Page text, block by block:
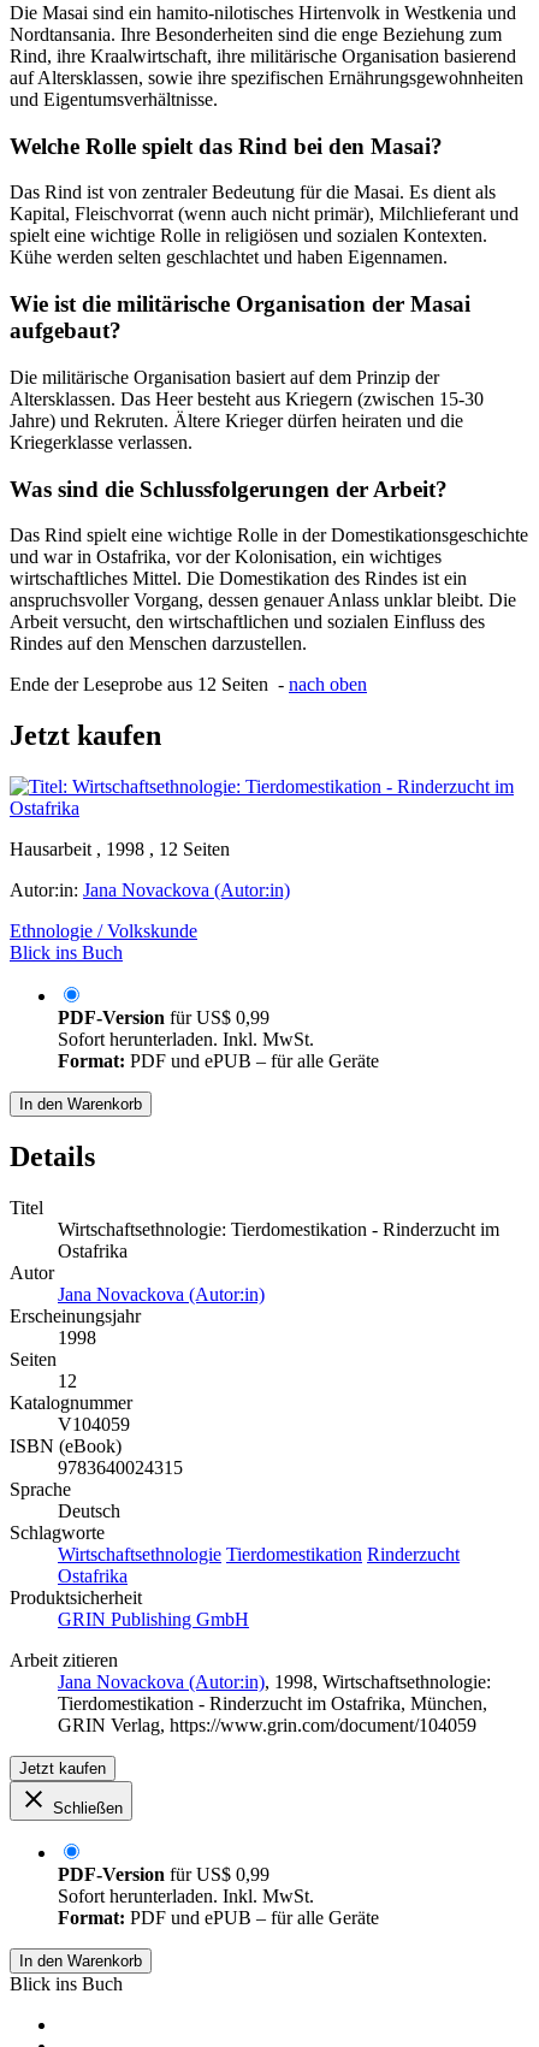
Die Masai sind ein hamito-nilotisches Hirtenvolk in Westkenia und
Nordtansania. Ihre Besonderheiten sind die enge Beziehung zum
Rind, ihre Kraalwirtschaft, ihre militärische Organisation basierend
auf Altersklassen, sowie ihre spezifischen Ernährungsgewohnheiten
und Eigentumsverhältnisse.
Welche Rolle spielt das Rind bei den Masai?
Das Rind ist von zentraler Bedeutung für die Masai. Es dient als
Kapital, Fleischvorrat (wenn auch nicht primär), Milchlieferant und
spielt eine wichtige Rolle in religiösen und sozialen Kontexten.
Kühe werden selten geschlachtet und haben Eigennamen.
Wie ist die militärische Organisation der Masai
aufgebaut?
Die militärische Organisation basiert auf dem Prinzip der
Altersklassen. Das Heer besteht aus Kriegern (zwischen 15-30
Jahre) und Rekruten. Ältere Krieger dürfen heiraten und die
Kriegerklasse verlassen.
Was sind die Schlussfolgerungen der Arbeit?
Das Rind spielt eine wichtige Rolle in der Domestikationsgeschichte
und war in Ostafrika, vor der Kolonisation, ein wichtiges
wirtschaftliches Mittel. Die Domestikation des Rindes ist ein
anspruchsvoller Vorgang, dessen genauer Anlass unklar bleibt. Die
Arbeit versucht, den wirtschaftlichen und sozialen Einfluss des
Rindes auf den Menschen darzustellen.
Ende der Leseprobe aus 12 Seiten - nach oben
Jetzt kaufen
Hausarbeit , 1998 , 12 Seiten
Autor:in: Jana Novackova (Autor:in)
Ethnologie / Volkskunde
Blick ins Buch
PDF-Version fürUS$ 0,99
Sofort herunterladen. Inkl. MwSt.
Format: PDF und ePUB – für alle Geräte
In den Warenkorb
Details
Titel
Wirtschaftsethnologie: Tierdomestikation - Rinderzucht im
Ostafrika
Autor
Jana Novackova (Autor:in)
Erscheinungsjahr
1998
Seiten
12
Katalognummer
V104059
ISBN (eBook)
9783640024315
Sprache
Deutsch
Schlagworte
Wirtschaftsethnologie Tierdomestikation Rinderzucht
Ostafrika
Produktsicherheit
GRIN Publishing GmbH
Arbeit zitieren
Jana Novackova (Autor:in), 1998, Wirtschaftsethnologie:
Tierdomestikation - Rinderzucht im Ostafrika, München,
GRIN Verlag, https://www.grin.com/document/104059
Jetzt kaufen
Schließen
PDF-Version fürUS$ 0,99
Sofort herunterladen. Inkl. MwSt.
Format: PDF und ePUB – für alle Geräte
In den Warenkorb
Blick ins Buch